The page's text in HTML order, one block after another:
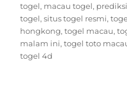
togel, macau togel,
togel,situs togel resmi,
hongkong,togel macau,
malam ini,togel toto
togel 4d